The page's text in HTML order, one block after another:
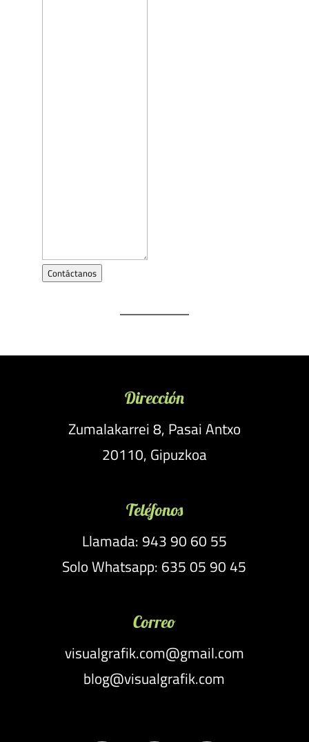
Contáctanos
Dirección
Zumalakarrei 8, Pasai Antxo
20110, Gipuzkoa
Teléfonos
Llamada: 943 90 60 55
Solo Whatsapp: 635 05 90 45
Correo
visualgrafik.com@gmail.com
blog@visualgrafik.com